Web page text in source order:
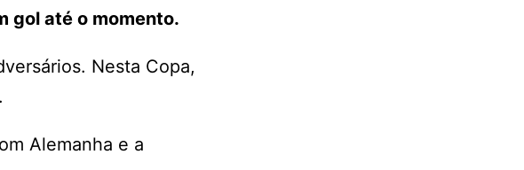
gol até o momento.
Nesta Copa,
Alemanha e a